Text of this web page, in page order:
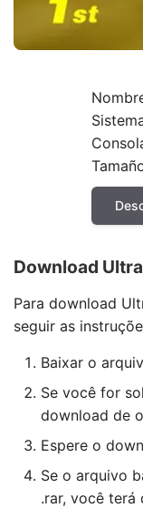
Download
Para download
seguir as
Baixar o
Se você for
download de
Espere o
Se o arquivo
.rar, você terá